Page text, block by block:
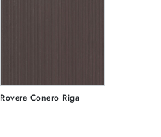
Rovere Conero Riga